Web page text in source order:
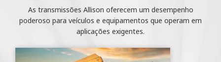
As transmissões Allison oferecem um desempenho
poderoso para veículos e equipamentos que operam em
aplicações exigentes.